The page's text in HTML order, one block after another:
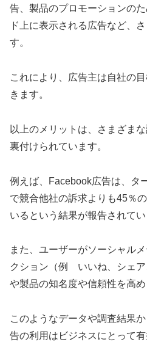
告、製品のプロモーションの
ド上に表示される広告など、
す。
これにより、広告主は自社の
きます。
以上のメリットは、さまざま
裏付けられています。
例えば、Facebook広告は、タ
で競合他社の訴求よりも45％
いるという結果が報告されてい
また、ユーザーがソーシャル
クション（例 いいね、シェア
や製品の知名度や信頼性を高め
このようなデータや調査結果
告の利用はビジネスにとって有